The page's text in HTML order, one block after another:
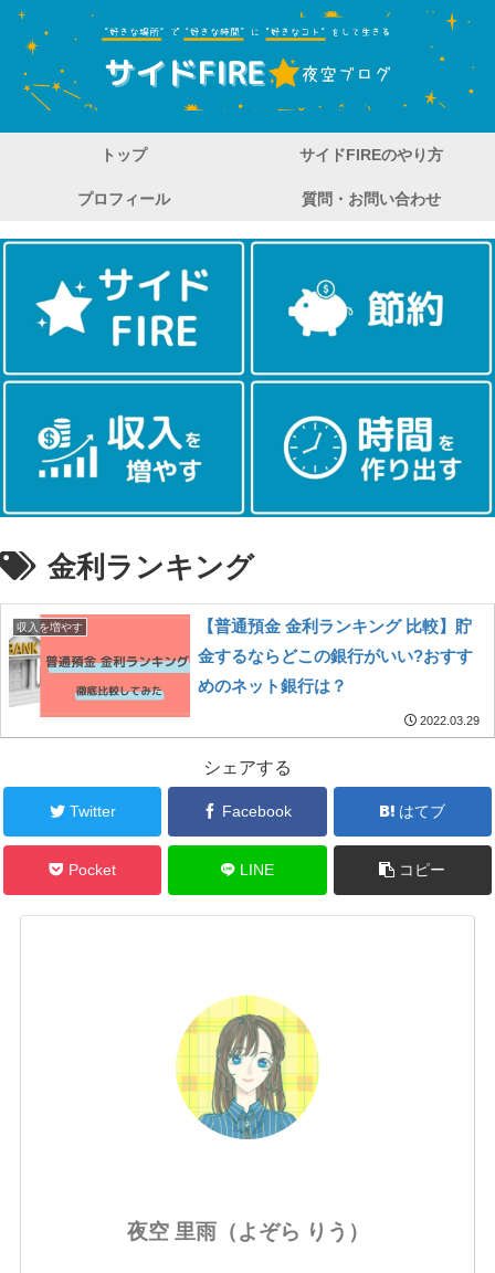
トップ サイドFIREのやり方
プロフィール 質問・お問い合わせ
金利ランキング
収入を増やす
【普通預金 金利ランキング 比較】貯
金するならどこの銀行がいい?おすす
めのネット銀行は？
2022.03.29
シェアする
Twitter Facebook はてブ
Pocket LINE コピー
夜空 里雨（よぞら りう）